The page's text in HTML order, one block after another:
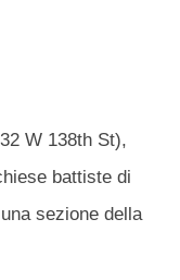
W 138th St),
battiste di
sezione della